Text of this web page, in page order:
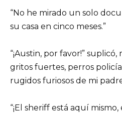
“No he mirado un solo
su casa en cinco meses.”
“¡Austin, por favor!”
gritos fuertes, perros
rugidos furiosos de mi
“¡El sheriff está aquí mismo,